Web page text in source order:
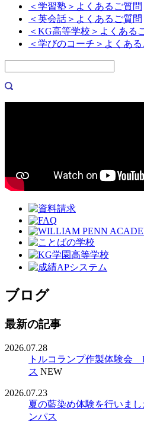
＜学習塾＞よくあるご質問
＜英会話＞よくあるご質問
＜KG高等学校＞よくある
＜学びのコーチ＞よくある
ブログ
最新の記事
2026.07.28
トルコランプ作製体験会
ス NEW
2026.07.23
夏の藍染め体験を行いま
ンパス